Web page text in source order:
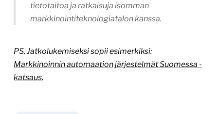
tietotaitoa ja ratkaisuja isomman
markkinointiteknologiatalon kanssa.
PS. Jatkolukemiseksi sopii esimerkiksi:
Markkinoinnin automaation järjestelmät Suomessa -
katsaus.